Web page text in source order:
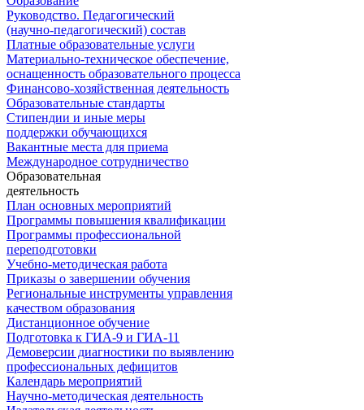
Руководство. Педагогический
(научно-педагогический) состав
Платные образовательные услуги
Материально-техническое обеспечение,
оснащенность образовательного процесса
Финансово-хозяйственная деятельность
Образовательные стандарты
Стипендии и иные меры
поддержки обучающихся
Вакантные места для приема
Международное сотрудничество
Образовательная
деятельность
План основных мероприятий
Программы повышения квалификации
Программы профессиональной
переподготовки
Учебно-методическая работа
Приказы о завершении обучения
Региональные инструменты управления
качеством образования
Дистанционное обучение
Подготовка к ГИА-9 и ГИА-11
Демоверсии диагностики по выявлению
профессиональных дефицитов
Календарь мероприятий
Научно-методическая деятельность